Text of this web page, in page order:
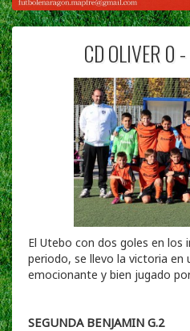
CD OLIVER 0
El Utebo con dos goles en los
periodo, se llevo la victoria en
emocionante y bien jugado
SEGUNDA BENJAMIN G.2